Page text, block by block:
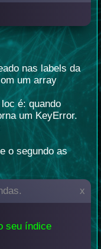
nas labels da
um array
é: quando
um KeyError.
o segundo as
x
seu índice